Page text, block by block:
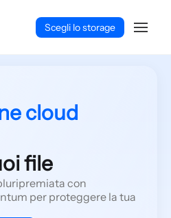
Scegli lo storage
cloud
file
con
per proteggere la tua